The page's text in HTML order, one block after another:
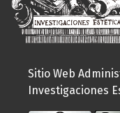
Sitio Web
Investigaciones